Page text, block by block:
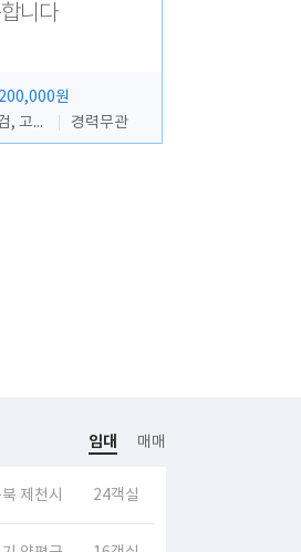
니다
원
OTA 관리, 객실점검, 고객응대, 시설관리
경력무관
임대 매매
제천시 24객실